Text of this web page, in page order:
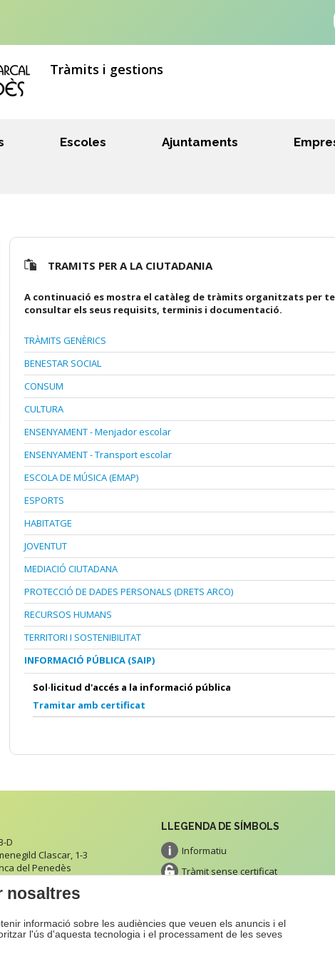
Tràmits i gestions
Escoles Ajuntaments
TRAMITS PER A LA CIUTADANIA
A continuació es mostra el catàleg de tràmits organitzats per
consultar els seus requisits, terminis i documentació.
TRÀMITS GENÈRICS
BENESTAR SOCIAL
CONSUM
CULTURA
ENSENYAMENT - Menjador escolar
ENSENYAMENT - Transport escolar
ESCOLA DE MÚSICA (EMAP)
ESPORTS
HABITATGE
JOVENTUT
MEDIACIÓ CIUTADANA
PROTECCIÓ DE DADES PERSONALS (DRETS ARCO)
RECURSOS HUMANS
TERRITORI I SOSTENIBILITAT
INFORMACIÓ PÚBLICA (SAIP)
Sol·licitud d'accés a la informació pública
Tramitar amb certificat
D
Clascar, 1-3
del Penedès
LLEGENDA DE SÍMBOLS
Informatiu
Tràmit sense certificat
Pagament
nosaltres
informació sobre les audiències que veuen els anuncis i el
l'ús d'aquesta tecnologia i el processament de les seves